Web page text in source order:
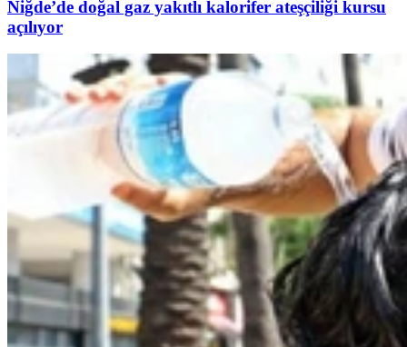
Niğde’de doğal gaz yakıtlı kalorifer ateşçiliği kursu
açılıyor